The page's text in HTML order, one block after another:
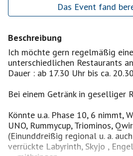
Das Event fand
Beschreibung
Ich möchte gern regelmäßig
unterschiedlichen Restaurants
Dauer : ab 17.30 Uhr bis ca.
Bei einem Getränk in geselliger
Könnte u.a. Phase 10, 6 nimmt,
UNO, Rummycup, Triominos,
(Einunddreißig regional u. a.
verrückte Labyrinth, Skyjo ,